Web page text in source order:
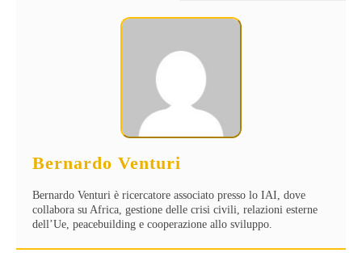
Bernardo Venturi
Bernardo Venturi è ricercatore associato presso lo IAI, dove
collabora su Africa, gestione delle crisi civili, relazioni esterne
dell’Ue, peacebuilding e cooperazione allo sviluppo.